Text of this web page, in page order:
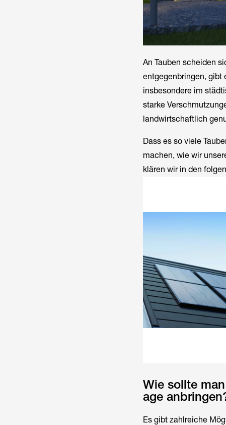
An Tauben scheiden
entgegenbringen, gibt
insbesondere im
starke
landwirtschaftlich
Dass es so viele
machen, wie wir
klären wir in den
Wie sollte
age
Es gibt zahlreiche